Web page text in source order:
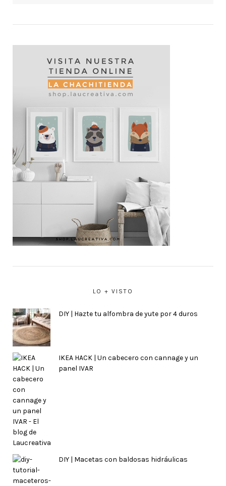
LO + VISTO
DIY | Hazte tu alfombra de yute por 4 duros
IKEA HACK | Un cabecero con cannage y un
panel IVAR
DIY | Macetas con baldosas hidráulicas